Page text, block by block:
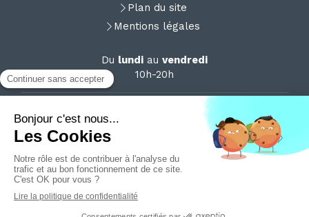
Plan du site
Mentions légales
Du lundi au vendredi
10h-20h
Création et référencement du site par Simplébo
Site partenaire deOmyzen